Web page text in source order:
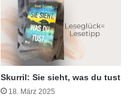
Skurril: Sie sieht, was du tust
18. März 2025